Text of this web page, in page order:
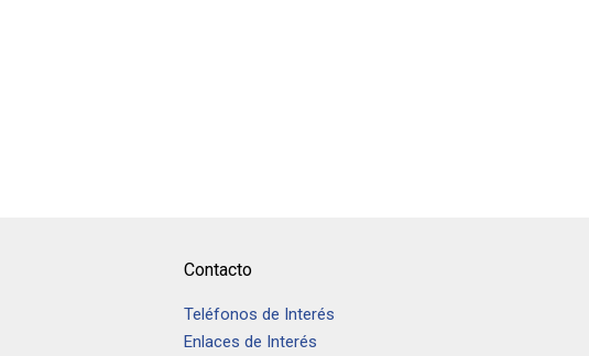
Contacto
Teléfonos de Interés
Enlaces de Interés